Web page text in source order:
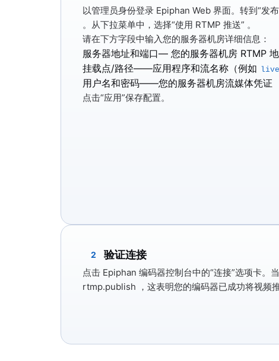
以管理员身份登录 Epiphan Web 界面。转到 “发
。从下拉菜单中，选择“使用 RTMP 推送” 。
请在下方字段中输入您的服务器机房详细信息：
服务器地址和端口— 您的服务器机房 RTMP
挂载点/路径——应用程序和流名称（例如
用户名和密码——您的服务器机房流媒体凭证
点击“应用”保存配置。
2 验证连接
点击 Epiphan 编码器控制台中的“连接”选项卡。
rtmp.publish ，这表明您的编码器已成功将视频